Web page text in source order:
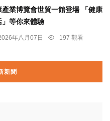
業博覽會世貿一館登場 「健康
等你來體驗
年八月07日
197 觀看
新聞